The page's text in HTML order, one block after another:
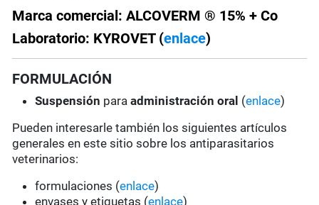
Marca comercial: ALCOVERM ® 15% + Co
Laboratorio: KYROVET (enlace)
FORMULACIÓN
Suspensión para administración oral (enlace)
Pueden interesarle también los siguientes artículos
generales en este sitio sobre los antiparasitarios
veterinarios:
formulaciones (enlace)
envases y etiquetas (enlace)